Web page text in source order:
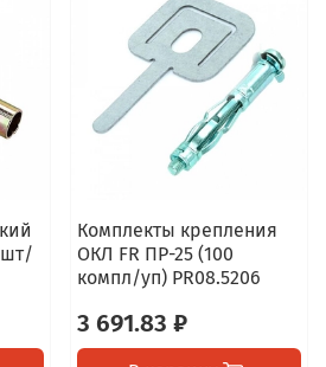
шт/
Комплекты крепления
ОКЛ FR ПР-25 (100
компл/уп) PR08.5206
3 691.83 ₽